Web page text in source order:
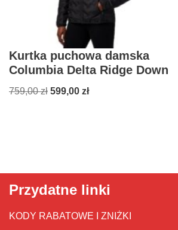
Kurtka puchowa damska
Columbia Delta Ridge Down
759,00zł 599,00 zł
Przydatne linki
KODY RABATOWE I ZNIŻKI